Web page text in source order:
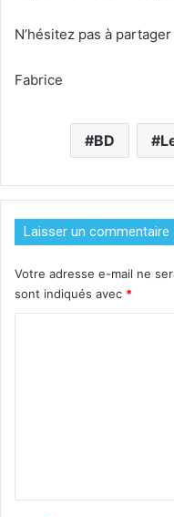
N’hésitez pas à partager
Fabrice
BD
Laisser un commentaire
Votre adresse e-mail ne
sont indiqués avec *